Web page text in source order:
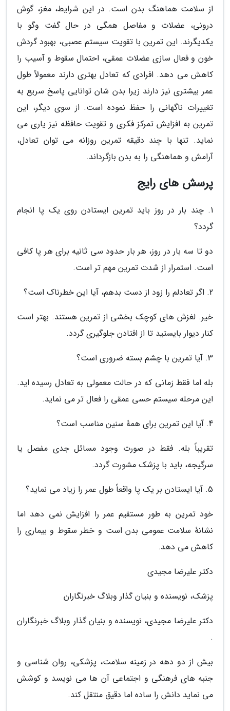
از سلامت هماهنگ بدن است. در این شرایط، مغز، گوش
درونی، عضلات و مفاصل همگی در حال گفت وگو با
یکدیگرند. این تمرین با تقویت سیستم عصبی، بهبود گردش
خون و فعال سازی عضلات عمقی، احتمال سقوط و آسیب را
کاهش می دهد. افرادی که تعادل بهتری دارند معمولاً طول
عمر بیشتری نیز دارند زیرا بدن شان توانایی پاسخ سریع به
تغییرات ناگهانی را حفظ نموده است. از سوی دیگر، این
تمرین به افزایش تمرکز فکری و تقویت حافظه نیز یاری می
نماید. تنها با چند دقیقه تمرین روزانه می توان تعادل،
آرامش و هماهنگی را به بدن بازگرداند.
پرسش های رایج
1. چند بار در روز باید تمرین ایستادن روی یک پا انجام
گردد؟
دو تا سه بار در روز، هر بار حدود سی ثانیه برای هر پا کافی
است. استمرار از شدت تمرین مهم تر است.
2. اگر تعادلم را زود از دست بدهم، آیا این خطرناک است؟
خیر. لغزش های کوچک بخشی از تمرین هستند. بهتر است
کنار دیوار بایستید تا از افتادن جلوگیری گردد.
3. آیا تمرین با چشم بسته ضروری است؟
بله اما فقط زمانی که در حالت معمولی به تعادل رسیده اید.
این مرحله سیستم حسی عمقی را فعال تر می نماید.
4. آیا این تمرین برای همهٔ سنین مناسب است؟
تقریباً بله. فقط در صورت وجود مسائل جدی مفصل یا
سرگیجه، باید با پزشک مشورت گردد.
5. آیا ایستادن بر یک پا واقعاً طول عمر را زیاد می نماید؟
خود تمرین به طور مستقیم عمر را افزایش نمی دهد اما
نشانهٔ سلامت عمومی بدن است و خطر سقوط و بیماری را
کاهش می دهد.
دکتر علیرضا مجیدی
پزشک، نویسنده و بنیان گذار وبلاگ خبرنگاران
دکتر علیرضا مجیدی، نویسنده و بنیان گذار وبلاگ خبرنگاران
.
بیش از دو دهه در زمینه سلامت، پزشکی، روان شناسی و
جنبه های فرهنگی و اجتماعی آن ها می نویسد و کوشش
می نماید دانش را ساده اما دقیق منتقل کند.